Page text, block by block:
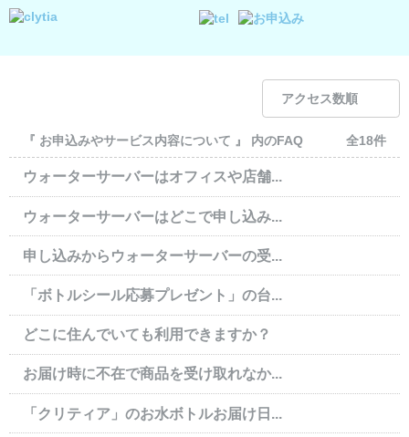
アクセス数順
『 お申込みやサービス内容について 』 内のFAQ 全18件
ウォーターサーバーはオフィスや店舗...
ウォーターサーバーはどこで申し込み...
申し込みからウォーターサーバーの受...
「ボトルシール応募プレゼント」の台...
どこに住んでいても利用できますか？
お届け時に不在で商品を受け取れなか...
「クリティア」のお水ボトルお届け日...